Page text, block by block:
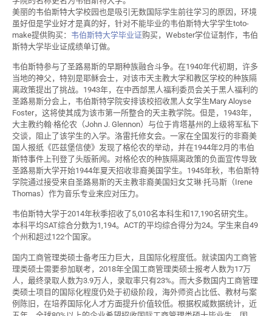
美丽的韦伯斯特大学校园也是吸引无数国际学生前往学习的原因，环境
虽好但是学业好才是真的好，针对不能毕业的韦伯斯特大学学生toto-
make提供购买： 韦伯斯特大学毕业证购买，Webster学位证制作，韦伯
斯特大学毕业证成绩单订做。
韦伯斯特参与了圣路易斯的早期种族融合斗争。在1940年代初期，许多
当地的神父，特别是耶稣会士，对该市天主教大学和教区学校的种族隔
离政策提出了挑战。1943年，在中西部黑人福利委员会关于黑人福利的
圣路易斯分会上，韦伯斯特学院安排该校招收黑人女学生Mary Aloyse
Foster，这将使其成为该市第一所整合的天主教学院。但是，1943年，
大主教约翰·格伦农（John J. Glennon）与位于肯塔基州的上级将军私下
交谈，阻止了该学生的入学。洛雷托修女会。一家在全国发行的非裔美
国人报纸《匹兹堡信使》发现了格伦农的举动，并在1944年2月的韦伯
斯特事件上刊登了头版新闻。对格伦农的种族隔离政策的负面宣传导致
圣路易斯大学开始1944年夏天招收非裔美国学生。1945年秋，韦伯斯特
学院通过接受来自圣路易斯的天主教非裔美国妇女艾琳·托马斯（Irene
Thomas）作为音乐专业来应对压力。
韦伯斯特大学于2014年秋季招收了5,010名本科生和17,190名研究生。
本科平均SAT综合分数为1,194。ACT的平均综合得分为24。学生来自49
个州和超过122个国家。
国内工商管理类硕士备考压力巨大，且国际化程度低。就读国内工商管
理类硕士需要参加联考，2018年全国工商管理类硕士报考人数为17万
人，最终录取人数为3.9万人，录取率只有23%。而大多数国内工商管理
类硕士项目的国际化程度仍处于初级阶段，海外师资占比低、教材与案
例陈旧，在培养国际化人才方面提升价值较低。根据权威数据统计，近